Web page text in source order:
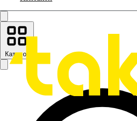
Каталог